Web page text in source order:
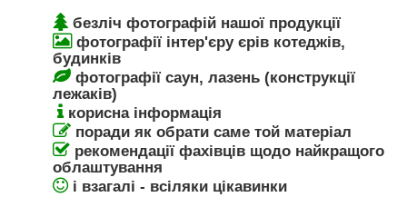
безліч фотографій нашої продукції
фотографії інтер'єру єрів котеджів,
будинків
фотографії саун, лазень (конструкції
лежаків)
корисна інформація
поради як обрати саме той матеріал
рекомендації фахівців щодо найкращого
облаштування
і взагалі - всіляки цікавинки